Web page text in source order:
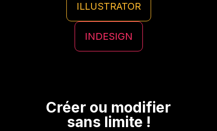
ILLUSTRATOR
INDESIGN
Créer ou modifier
sans limite !